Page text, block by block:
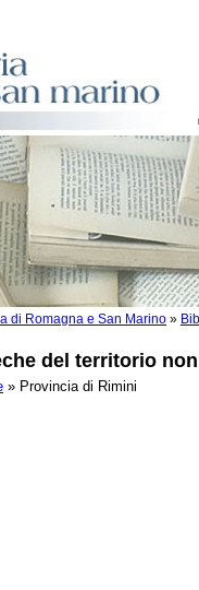
di Romagna e San Marino »
del territorio
» Provincia di Rimini